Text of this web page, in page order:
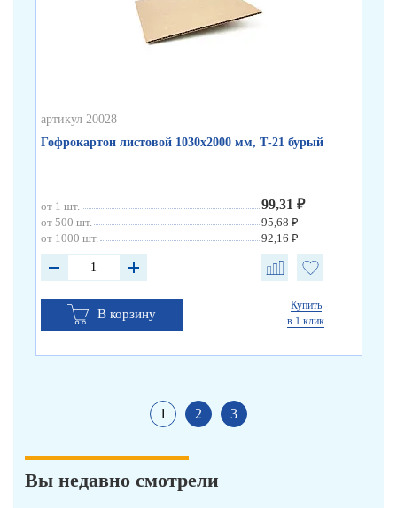
артикул 20028
Гофрокартон листовой 1030х2000 мм, Т-21 бурый
от 1 шт. 99,31 ₽
от 500 шт.
95,68 ₽
от 1000 шт.
92,16 ₽
В корзину
Купить
в 1 клик
1 2 3
Вы недавно смотрели